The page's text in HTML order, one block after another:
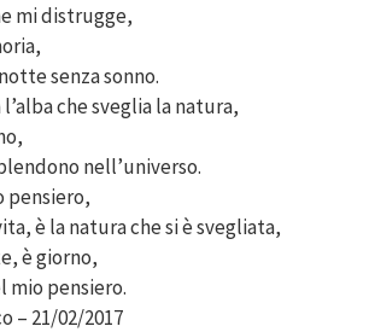
mi distrugge,
senza sonno.
che sveglia la natura,
nell’universo.
pensiero,
è la natura che si è svegliata,
è giorno,
mio pensiero.
– 21/02/2017